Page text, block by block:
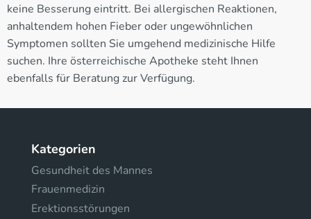
keine Besserung eintritt. Bei allergischen Reaktionen,
anhaltendem hohen Fieber oder ungewöhnlichen
Symptomen sollten Sie umgehend medizinische Hilfe
suchen. Ihre österreichische Apotheke steht Ihnen
ebenfalls für Beratung zur Verfügung.
Kategorien
Gesundheit des Mannes
Frauenmedizin
Erektionsstörungen